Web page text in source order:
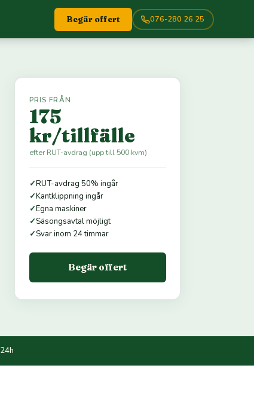
Begär offert 076-280 26 25
PRIS FRÅN
175
kr/tillfälle
efter RUT-avdrag (upp till 500 kvm)
✓RUT-avdrag 50% ingår
✓Kantklippning ingår
✓Egna maskiner
✓Säsongsavtal möjligt
✓Svar inom 24 timmar
Begär offert